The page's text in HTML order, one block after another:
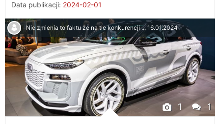
Data publikacji: 2024-02-01
1 1
Nie zmienia to faktu że na tle konkurencji ...16.01.2024